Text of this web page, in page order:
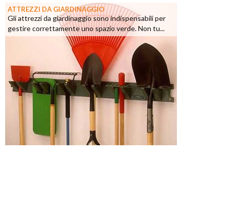
ATTREZZI DA GIARDINAGGIO
Gli attrezzi da giardinaggio sono indispensabili per
gestire correttamente uno spazio verde. Non tu...